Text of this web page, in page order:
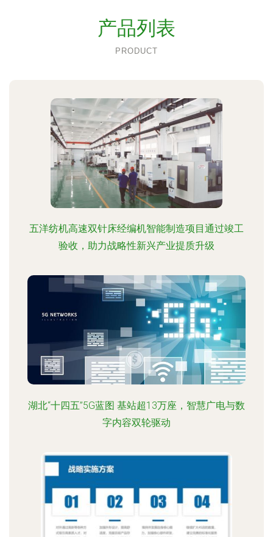
产品列表
PRODUCT
五洋纺机高速双针床经编机智能制造项目通过竣工
验收，助力战略性新兴产业提质升级
湖北“十四五”5G蓝图 基站超13万座，智慧广电与数
字内容双轮驱动